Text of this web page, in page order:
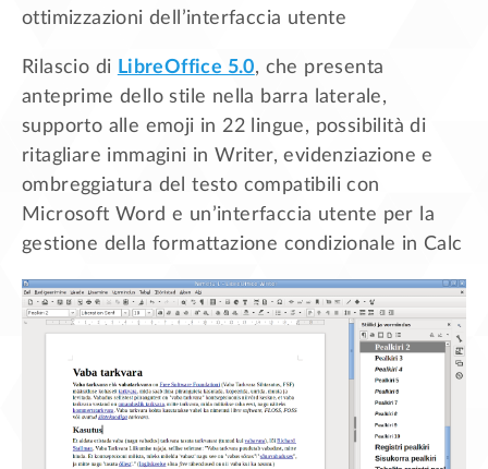
ottimizzazioni dell’interfaccia utente
Rilascio di LibreOffice 5.0, che presenta
anteprime dello stile nella barra laterale,
supporto alle emoji in 22 lingue, possibilità di
ritagliare immagini in Writer, evidenziazione e
ombreggiatura del testo compatibili con
Microsoft Word e un’interfaccia utente per la
gestione della formattazione condizionale in Calc